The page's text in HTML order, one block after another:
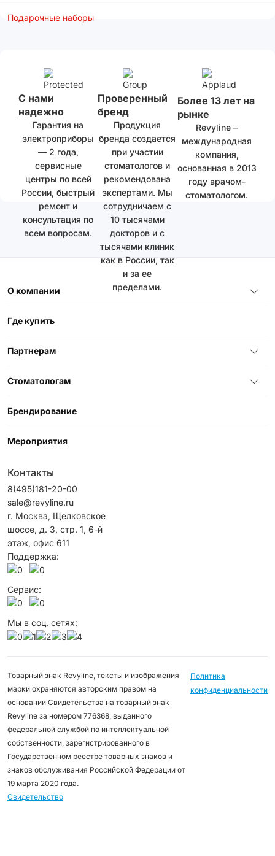
Подарочные наборы
С нами
надежно
Гарантия на
электроприборы
— 2 года,
сервисные
центры по всей
России, быстрый
ремонт и
консультация по
всем вопросам.
Проверенный
бренд
Продукция
бренда создается
при участии
стоматологов и
рекомендована
экспертами. Мы
сотрудничаем с
10 тысячами
докторов и с
тысячами клиник
как в России, так
и за ее
пределами.
Более 13 лет на
рынке
Revyline –
международная
компания,
основанная в 2013
году врачом-
стоматологом.
О компании
Где купить
Партнерам
Стоматологам
Брендирование
Мероприятия
Контакты
8(495)181-20-00
sale@revyline.ru
г. Москва, Щелковское
шоссе, д. 3, стр. 1, 6-й
этаж, офис 611
Поддержка:
Сервис:
Мы в соц. сетях:
Товарный знак Revyline, тексты и изображения
марки охраняются авторским правом на
основании Свидетельства на товарный знак
Revyline за номером 776368, выданного
федеральной службой по интеллектуальной
собственности, зарегистрированного в
Государственном реестре товарных знаков и
знаков обслуживания Российской Федерации от
19 марта 2020 года.
Свидетельство
Политика
конфиденциальности